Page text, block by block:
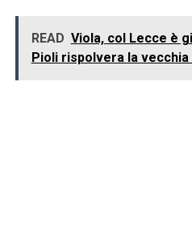
READ Viola, col Lecce è
Pioli rispolvera la